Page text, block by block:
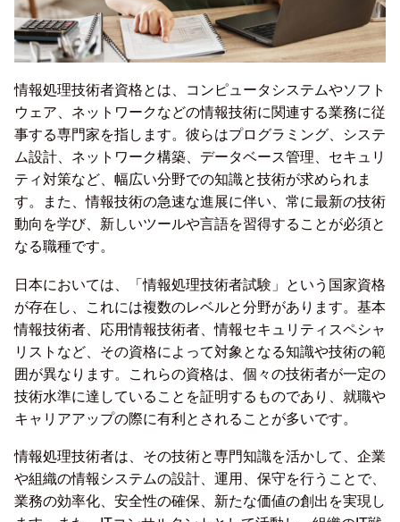
情報処理技術者資格とは、コンピュータシステムやソフト
ウェア、ネットワークなどの情報技術に関連する業務に従
事する専門家を指します。彼らはプログラミング、システ
ム設計、ネットワーク構築、データベース管理、セキュリ
ティ対策など、幅広い分野での知識と技術が求められま
す。また、情報技術の急速な進展に伴い、常に最新の技術
動向を学び、新しいツールや言語を習得することが必須と
なる職種です。
日本においては、「情報処理技術者試験」という国家資格
が存在し、これには複数のレベルと分野があります。基本
情報技術者、応用情報技術者、情報セキュリティスペシャ
リストなど、その資格によって対象となる知識や技術の範
囲が異なります。これらの資格は、個々の技術者が一定の
技術水準に達していることを証明するものであり、就職や
キャリアアップの際に有利とされることが多いです。
情報処理技術者は、その技術と専門知識を活かして、企業
や組織の情報システムの設計、運用、保守を行うことで、
業務の効率化、安全性の確保、新たな価値の創出を実現し